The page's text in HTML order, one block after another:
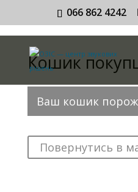
066 862 4242
Кошик
Ваш кошик
Повернутись в